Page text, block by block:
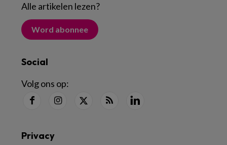
Alle artikelen lezen?
Word abonnee
Social
Volg ons op:
Privacy